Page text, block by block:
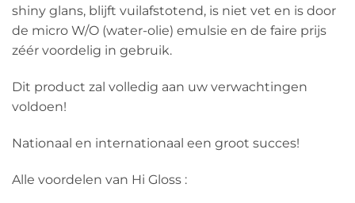
shiny glans, blijft vuilafstotend, is niet vet en is door
de micro W/O (water-olie) emulsie en de faire prijs
zéér voordelig in gebruik.
Dit product zal volledig aan uw verwachtingen
voldoen!
Nationaal en internationaal een groot succes!
Alle voordelen van Hi Gloss :